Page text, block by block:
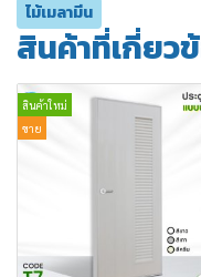
ไม้เมลามีน
สินค้าที่เกี่ยว
สินค้าใหม่
ขาย